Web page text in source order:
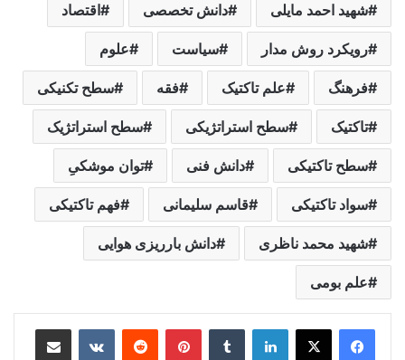
شهید احمد مایلی دانش تخصصی اقتصاد
رویکرد‌ روش‌ مدار سیاست علوم
فرهنگ علم تاکتیک فقه سطح تکنیکی
تاکتیک سطح استراتژیکی سطح استراتژیک
سطح تاکتیکی دانش فنی توان موشکیِ
سواد تاکتیکی قاسم سلیمانی فهم تاکتیکی
شهید محمد ناظری دانش بارریزی هوایی
علم بومی
لینکدین ‫تامبلر ‫پین‌ترست‫رددیت ‫VKontakteاشتراک گذاری از طریق ایمیل